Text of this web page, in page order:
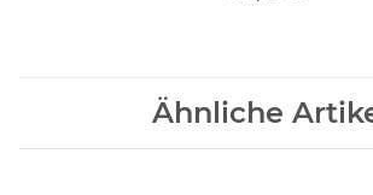
Ähnliche